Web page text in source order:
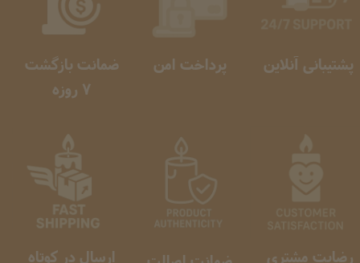
ضمانت بازگشت
پرداخت امن
ارسال در کوتاه
پشتیبانی آنلاین
رضایت مشتری